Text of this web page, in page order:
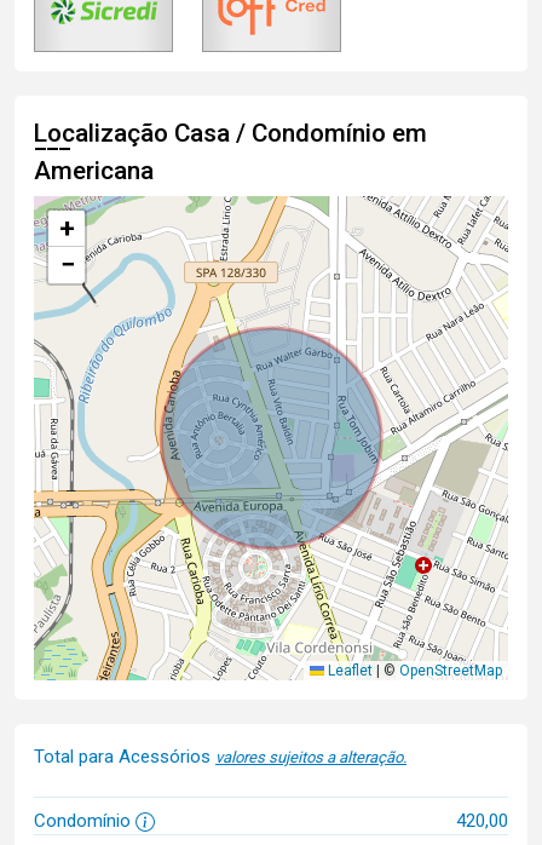
Localização Casa / Condomínio em
Americana
+
−
Leaflet | © OpenStreetMap
Total para Acessórios valores sujeitos a alteração.
Condomínio
420,00